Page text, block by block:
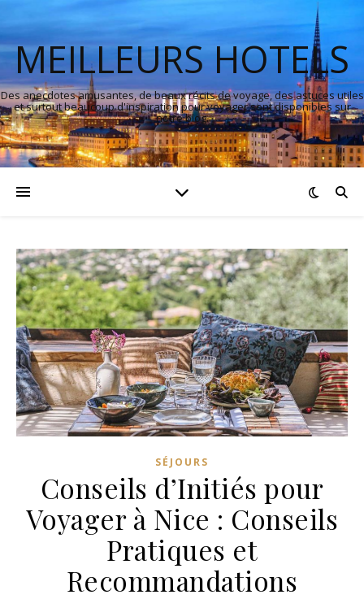
MEILLEURS HOTELS
Des anecdotes amusantes, de beaux récits de voyage, des astuces utiles
et surtout beaucoup d'inspiration pour voyager sont disponibles sur
notre blog.
SÉJOURS
Conseils d’Initiés pour
Voyager à Nice : Conseils
Pratiques et
Recommandations